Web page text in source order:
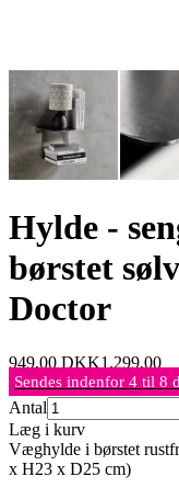
Hylde -
børstet
Doctor
949,00 DKK1.299,00
Sendes indenfor 4 til 8
Antal
Læg i kurv
Væghylde i børstet
x H23 x D25 cm)